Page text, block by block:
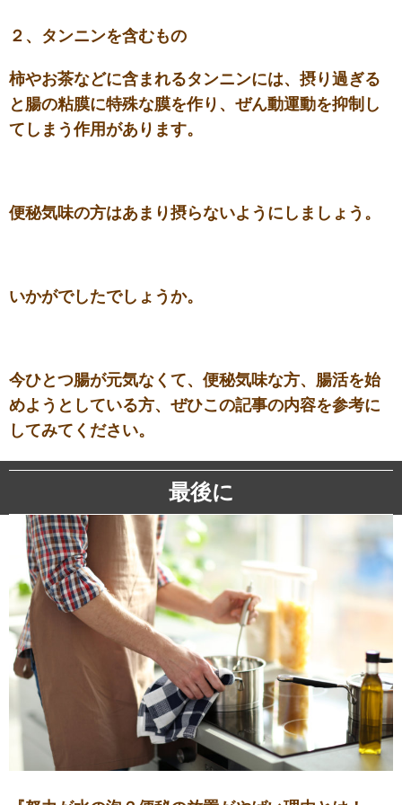
２、タンニンを含むもの
柿やお茶などに含まれるタンニンには、摂り過ぎる
と腸の粘膜に特殊な膜を作り、ぜん動運動を抑制し
てしまう作用があります。
便秘気味の方はあまり摂らないようにしましょう。
いかがでしたでしょうか。
今ひとつ腸が元気なくて、便秘気味な方、腸活を始
めようとしている方、ぜひこの記事の内容を参考に
してみてください。
最後に